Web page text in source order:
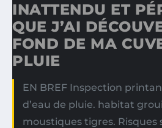
INATTENDU ET
QUE J’AI
FOND DE MA
PLUIE
EN BREF Inspection
d’eau de pluie. habitat
moustiques tigres. Risques